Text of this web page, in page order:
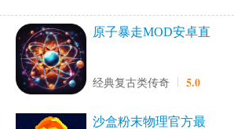
原子暴走MOD安卓直
经典复古类传奇 5.0
沙盒粉末物理官方最